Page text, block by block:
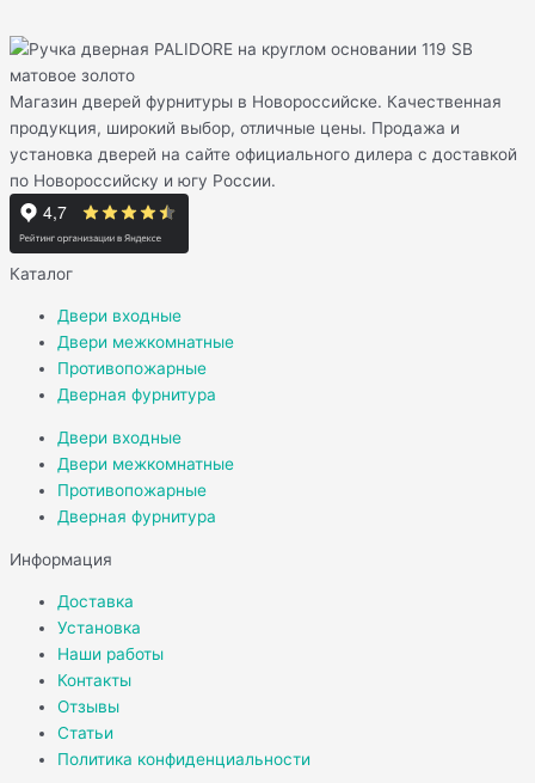
Магазин дверей фурнитуры в Новороссийске. Качественная
продукция, широкий выбор, отличные цены. Продажа и
установка дверей на сайте официального дилера с доставкой
по Новороссийску и югу России.
Каталог
Двери входные
Двери межкомнатные
Противопожарные
Дверная фурнитура
Двери входные
Двери межкомнатные
Противопожарные
Дверная фурнитура
Информация
Доставка
Установка
Наши работы
Контакты
Отзывы
Статьи
Политика конфиденциальности